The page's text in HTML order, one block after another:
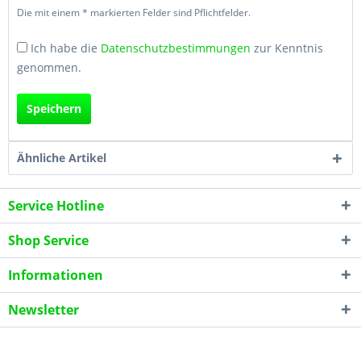
Die mit einem * markierten Felder sind Pflichtfelder.
Ich habe die Datenschutzbestimmungen zur Kenntnis
genommen.
Speichern
Ähnliche Artikel
Service Hotline
Shop Service
Informationen
Newsletter